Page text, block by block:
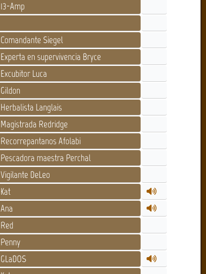
13-Amp
Comandante Siegel
Experta en supervivencia Bryce
Excubitor Luca
Gildon
Herbalista Langlais
Magistrada Redridge
Recorrepantanos Afolabi
Pescadora maestra Perchal
Vigilante DeLeo
Kat
Ana
Red
Penny
GLaDOS